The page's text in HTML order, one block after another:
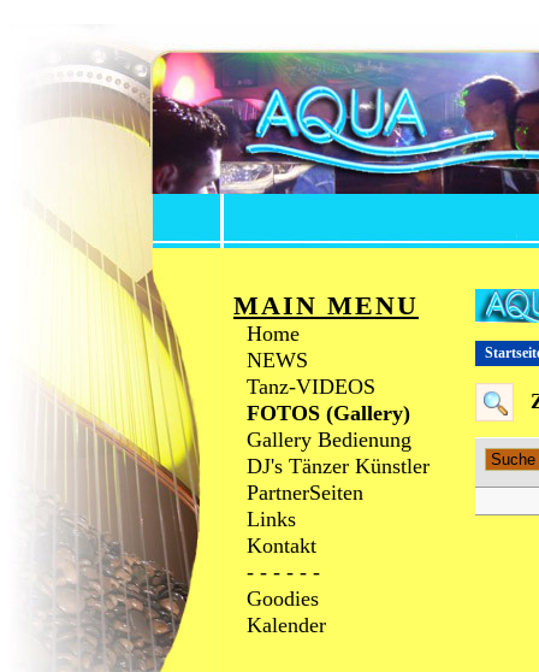
MAIN MENU
Home
NEWS
Tanz-VIDEOS
FOTOS (Gallery)
Gallery Bedienung
DJ's Tänzer Künstler
PartnerSeiten
Links
Kontakt
- - - - - -
Goodies
Kalender